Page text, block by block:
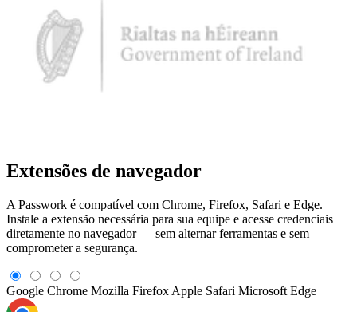
Extensões de navegador
A Passwork é compatível com Chrome, Firefox, Safari e Edge.
Instale a extensão necessária para sua equipe e acesse credenciais
diretamente no navegador — sem alternar ferramentas e sem
comprometer a segurança.
Google Chrome Mozilla Firefox Apple Safari Microsoft Edge